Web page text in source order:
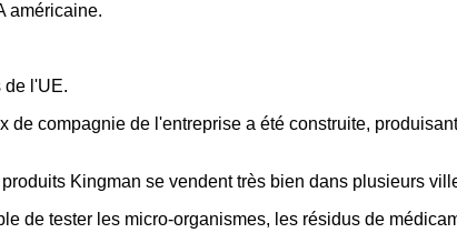
américaine.
de l'UE.
de compagnie de l'entreprise a été construite,
Kingman se vendent très bien dans plusieurs
de tester les micro-organismes, les résidus de